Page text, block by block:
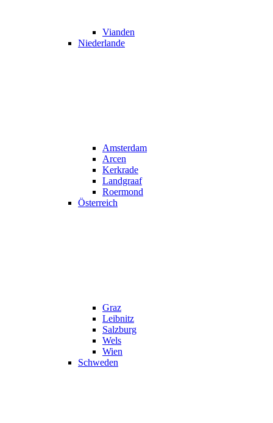
Vianden
Niederlande
Amsterdam
Arcen
Kerkrade
Landgraaf
Roermond
Österreich
Graz
Leibnitz
Salzburg
Wels
Wien
Schweden